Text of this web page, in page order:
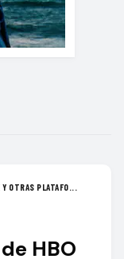
Y OTRAS PLATAFO...
HBO